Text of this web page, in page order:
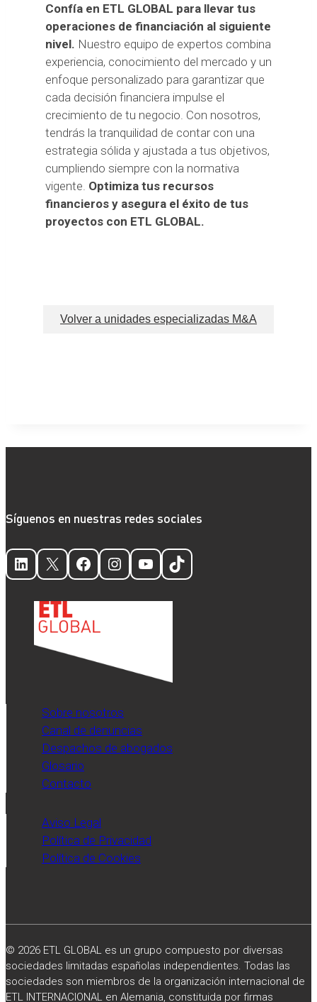
Confía en ETL GLOBAL para llevar tus
operaciones de financiación al siguiente
nivel. Nuestro equipo de expertos combina
experiencia, conocimiento del mercado y un
enfoque personalizado para garantizar que
cada decisión financiera impulse el
crecimiento de tu negocio. Con nosotros,
tendrás la tranquilidad de contar con una
estrategia sólida y ajustada a tus objetivos,
cumpliendo siempre con la normativa
vigente. Optimiza tus recursos
financieros y asegura el éxito de tus
proyectos con ETL GLOBAL.
Volver a unidades especializadas M&A
Síguenos en nuestras redes sociales
LinkedIn
X Facebook
Instagram
YouTube
TikTok
Sobre nosotros
Canal de denuncias
Despachos de abogados
Glosario
Contacto
Aviso Legal
Política de Privacidad
Política de Cookies
© 2026 ETL GLOBAL es un grupo compuesto por diversas
sociedades limitadas españolas independientes. Todas las
sociedades son miembros de la organización internacional de
ETL INTERNACIONAL en Alemania, constituida por firmas